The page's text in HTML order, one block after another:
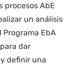
procesos AbE
un análisis
EbA
dar
definir una